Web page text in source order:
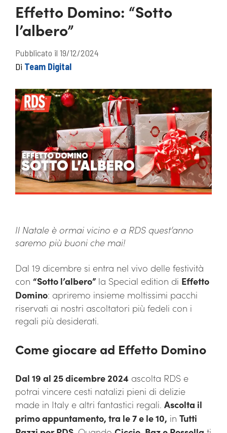
Effetto Domino: “Sotto
l’albero”
Pubblicato il 19/12/2024
Di Team Digital
Il Natale è ormai vicino e a RDS quest’anno
saremo più buoni che mai!
Dal 19 dicembre si entra nel vivo delle festività
con “Sotto l’albero” la Special edition di Effetto
Domino: apriremo insieme moltissimi pacchi
riservati ai nostri ascoltatori più fedeli con i
regali più desiderati.
Come giocare ad Effetto Domino
Dal 19 al 25 dicembre 2024 ascolta RDS e
potrai vincere cesti natalizi pieni di delizie
made in Italy e altri fantastici regali. Ascolta il
primo appuntamento, tra le 7 e le 10, in Tutti